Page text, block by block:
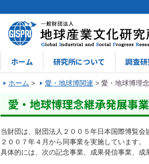
ホーム 研究所について 調査
ホーム > 愛・地球博関連 > 愛・地球博理
愛・地球博理念継承発展事業
当財団は、財団法人２００５年日本国際博覧会
２００７年４月から同事業を実施しています。
具体的には、次の記念事業、成果発信事業、成